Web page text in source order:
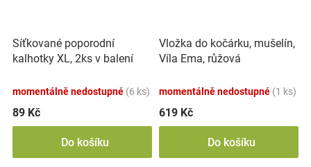
Síťkované poporodní
kalhotky XL, 2ks v balení
momentálně nedostupné (6 ks)
89 Kč
Do košíku
Vložka do kočárku, mušelín,
Víla Ema, růžová
momentálně nedostupné (1 ks)
619 Kč
Do košíku